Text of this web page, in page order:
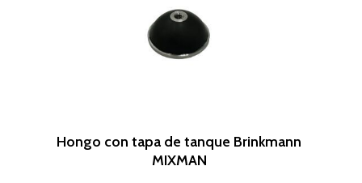
Leer Más
Hongo con tapa de tanque Brinkmann
MIXMAN